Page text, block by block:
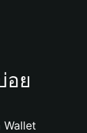
อย
Wallet